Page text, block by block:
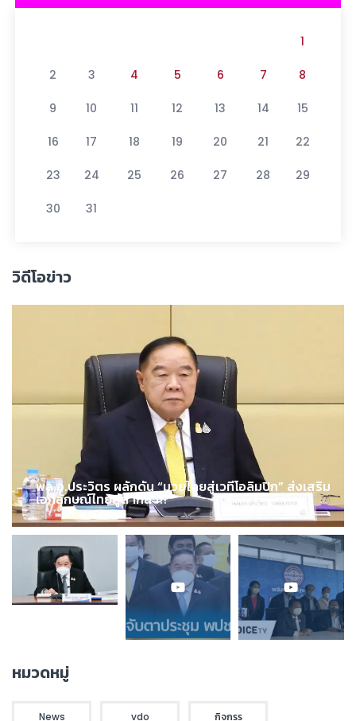
1
2 3 4 5 6 7 8
9 10 11 12 13 14 15
16 17 18 19 20 21 22
23 24 25 26 27 28 29
30 31
วิดีโอข่าว
พล.อ.ประวิตร ผลักดัน “มวยไทยสู่เวทีโอลิมปิก” ส่งเสริม
เอกลักษณ์ไทยสู่สากล !!!
หมวดหมู่
News vdo กิจกรร